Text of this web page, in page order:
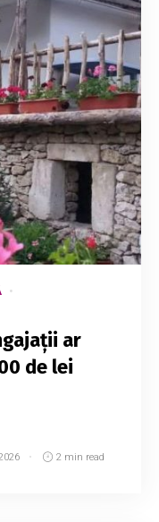
ar
de lei
2 min read